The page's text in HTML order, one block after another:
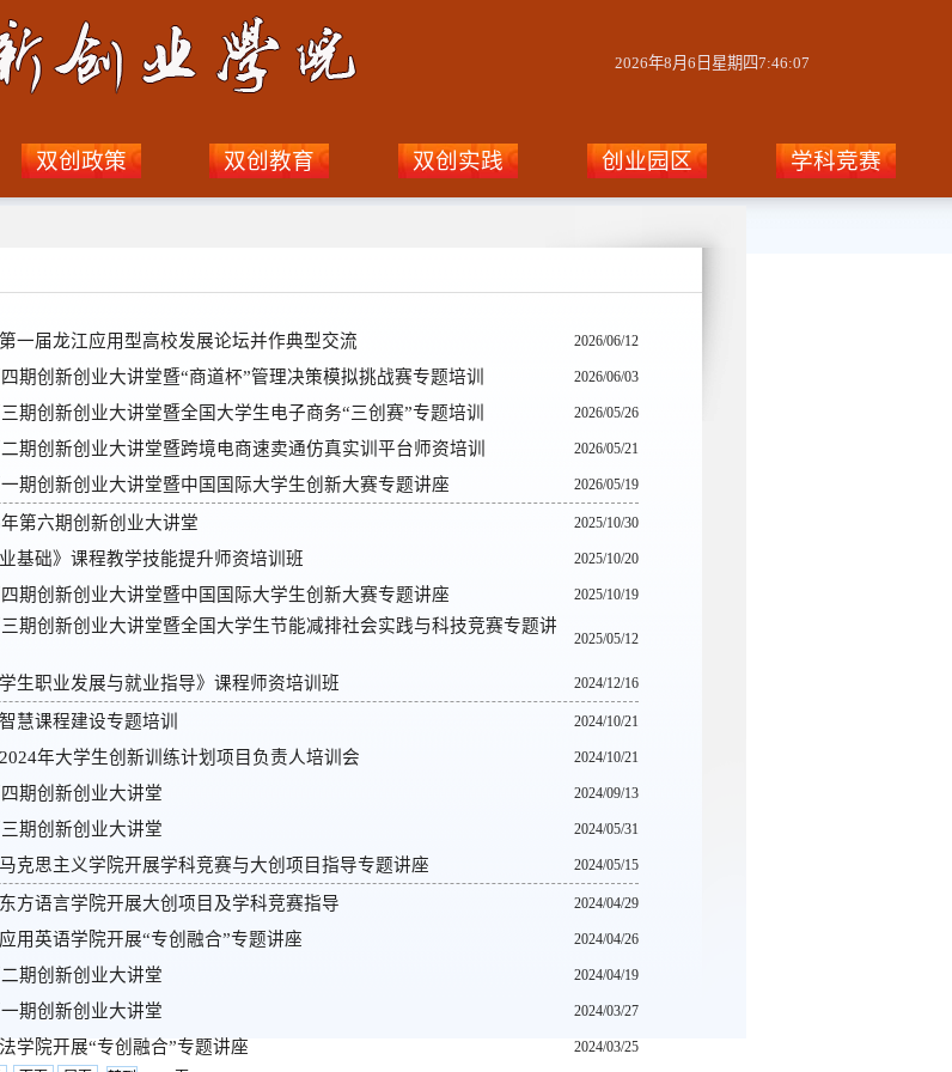
2026年8月6日星期四7:46:07
双创政策 双创教育 双创实践 创业园区 学科竞赛
一届龙江应用型高校发展论坛并作典型交流 2026/06/12
期创新创业大讲堂暨“商道杯”管理决策模拟挑战赛专题培训 2026/06/03
期创新创业大讲堂暨全国大学生电子商务“三创赛”专题培训 2026/05/26
期创新创业大讲堂暨跨境电商速卖通仿真实训平台师资培训 2026/05/21
期创新创业大讲堂暨中国国际大学生创新大赛专题讲座 2026/05/19
第六期创新创业大讲堂 2025/10/30
基础》课程教学技能提升师资培训班 2025/10/20
期创新创业大讲堂暨中国国际大学生创新大赛专题讲座 2025/10/19
期创新创业大讲堂暨全国大学生节能减排社会实践与科技竞赛专题讲
2025/05/12
生职业发展与就业指导》课程师资培训班 2024/12/16
慧课程建设专题培训 2024/10/21
年大学生创新训练计划项目负责人培训会 2024/10/21
期创新创业大讲堂 2024/09/13
期创新创业大讲堂 2024/05/31
克思主义学院开展学科竞赛与大创项目指导专题讲座 2024/05/15
方语言学院开展大创项目及学科竞赛指导 2024/04/29
用英语学院开展“专创融合”专题讲座 2024/04/26
期创新创业大讲堂 2024/04/19
期创新创业大讲堂 2024/03/27
学院开展“专创融合”专题讲座
2024/03/25